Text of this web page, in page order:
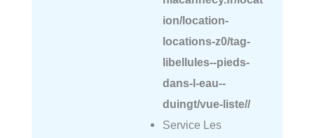
ion/location-
locations-z0/tag-
libellules--pieds-
dans-l-eau--
duingt/vue-liste//
Service Les